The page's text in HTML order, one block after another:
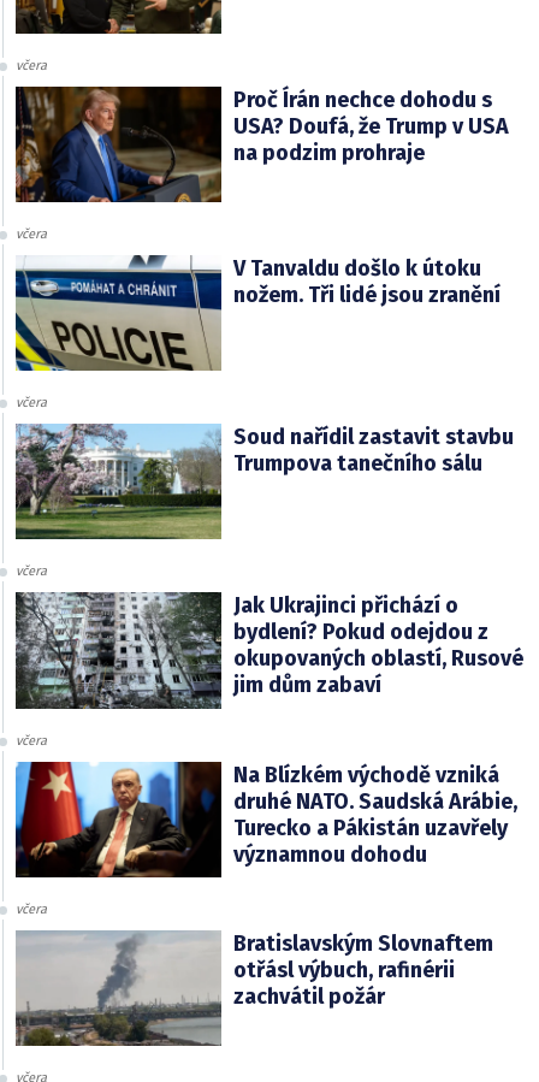
včera
Proč Írán nechce dohodu s
USA? Doufá, že Trump v USA
na podzim prohraje
včera
V Tanvaldu došlo k útoku
nožem. Tři lidé jsou zranění
včera
Soud nařídil zastavit stavbu
Trumpova tanečního sálu
včera
Jak Ukrajinci přichází o
bydlení? Pokud odejdou z
okupovaných oblastí, Rusové
jim dům zabaví
včera
Na Blízkém východě vzniká
druhé NATO. Saudská Arábie,
Turecko a Pákistán uzavřely
významnou dohodu
včera
Bratislavským Slovnaftem
otřásl výbuch, rafinérii
zachvátil požár
včera